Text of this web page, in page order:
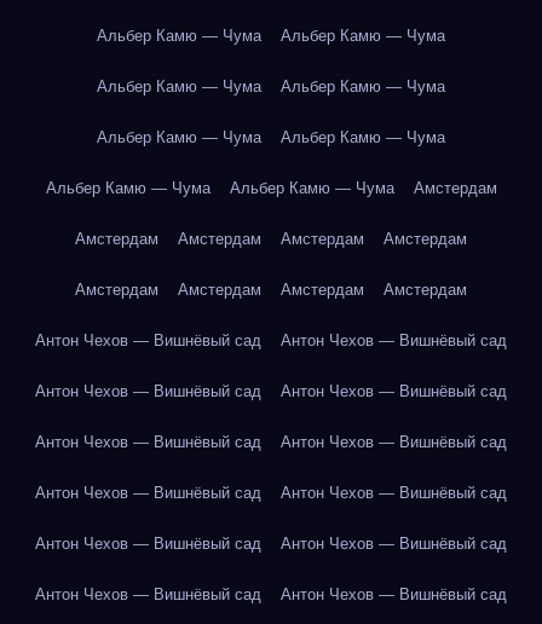
Альбер Камю — Чума Альбер Камю — Чума
Альбер Камю — Чума Альбер Камю — Чума
Альбер Камю — Чума Альбер Камю — Чума
Альбер Камю — Чума Альбер Камю — Чума Амстердам
Амстердам Амстердам Амстердам Амстердам
Амстердам Амстердам Амстердам Амстердам
Антон Чехов — Вишнёвый сад Антон Чехов — Вишнёвый сад
Антон Чехов — Вишнёвый сад Антон Чехов — Вишнёвый сад
Антон Чехов — Вишнёвый сад Антон Чехов — Вишнёвый сад
Антон Чехов — Вишнёвый сад Антон Чехов — Вишнёвый сад
Антон Чехов — Вишнёвый сад Антон Чехов — Вишнёвый сад
Антон Чехов — Вишнёвый сад Антон Чехов — Вишнёвый сад